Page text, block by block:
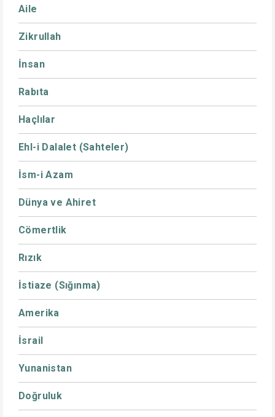
Aile
Zikrullah
İnsan
Rabıta
Haçlılar
Ehl-i Dalalet (Sahteler)
İsm-i Azam
Dünya ve Ahiret
Cömertlik
Rızık
İstiaze (Sığınma)
Amerika
İsrail
Yunanistan
Doğruluk